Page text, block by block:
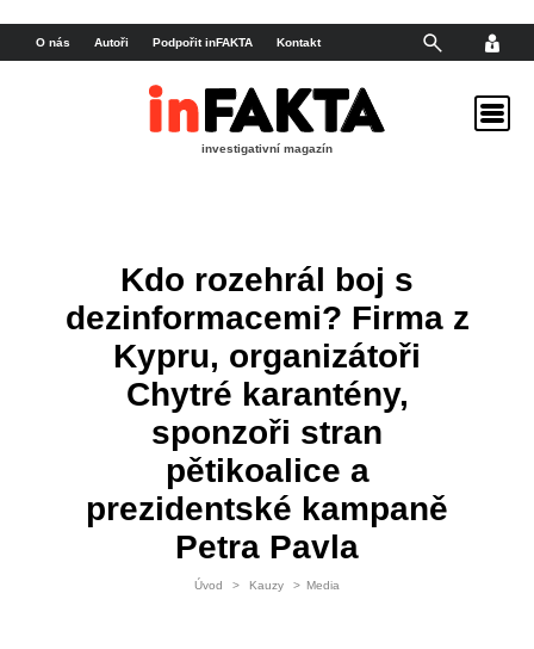
Kdo rozehrál boj s
dezinformacemi? Firma z
Kypru, organizátoři
Chytré karantény,
sponzoři stran
pětikoalice a
prezidentské kampaně
Petra Pavla
Úvod > Kauzy > Media
investigativní magazín
O nás Autoři Podpořit inFAKTA Kontakt